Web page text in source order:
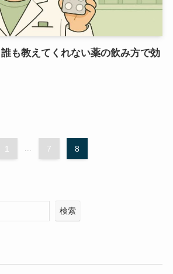
も教えてくれない薬の飲み方で効
1 ... 7 8
検索